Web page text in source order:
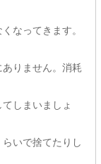
なってきます。
りません。消耗
しまいましょ
いで捨てたりし